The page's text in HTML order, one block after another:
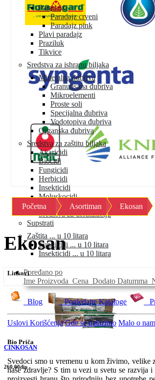
Paradajz
Paradajz crveni
Paradajz pink
Plavi paradajz
Praziluk
Tikvice
Sredstva za ishranu biljaka
Mineralna đubriva
Granulisana đubriva
Mikroelementi
Proste soli
Specijalna đubriva
Vodotopiva đubriva
Organska đubriva
Sredstva za zaštitu biljaka
Akaricidi
Biocidi
Fungicidi
Herbicidi
Insekticidi
Moluskocidi
Okvašivači
Sredstva za deratizaciju
Supstrati
Zaštita ... u 10 litara
Fungicidi ... u 10 litara
Insekticidi ... u 10 litara
Linkovi
Blog Pogledajte Kataloge
Uslovi Korišćenja Gde se nalazimo Malo o
Bio Priča
Svedoci smo u vremenu u kom živimo, velike
naše zdravlje? S tim u vezi u svetu se razvija
Početna Asortiman Ekosan
Ekosan
Poređano po
Ime Proizvoda Cena Dodato Datumma
CINKOSAN
260.00din